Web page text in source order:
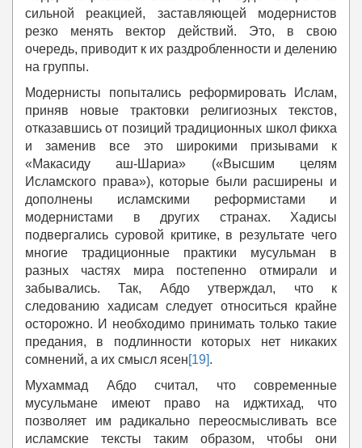
сильной реакцией, заставляющей модернистов
резко менять вектор действий. Это, в свою
очередь, приводит к их раздробленности и делению
на группы.
Модернисты попытались реформировать Ислам,
приняв новые трактовки религиозных текстов,
отказавшись от позиций традиционных школ фикха
и заменив все это широкими призывами к
«Макасиду аш-Шариа» («Высшим целям
Исламского права»), которые были расширены и
дополнены исламскими реформистами и
модернистами в других странах. Хадисы
подвергались суровой критике, в результате чего
многие традиционные практики мусульман в
разных частях мира постепенно отмирали и
забывались. Так, Абдо утверждал, что к
следованию хадисам следует относиться крайне
осторожно. И необходимо принимать только такие
предания, в подлинности которых нет никаких
сомнений, а их смысл ясен[19].
Мухаммад Абдо считал, что современные
мусульмане имеют право на иджтихад, что
позволяет им радикально переосмысливать все
исламские тексты таким образом, чтобы они